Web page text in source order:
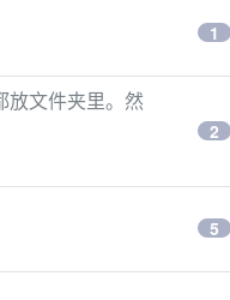
1
放文件夹里。然
2
5